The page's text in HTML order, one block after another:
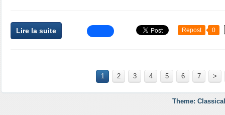
Lire la suite Repost 0
1 2 3 4 5 6 7 >
Theme: